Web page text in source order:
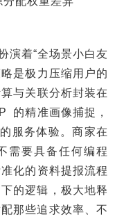
着“全场景小白友
是极力压缩用户的
与关联分析封装在
的精准画像捕捉，
服务体验。商家在
需要具备任何编程
化的资料提报流程
的逻辑，极大地释
那些追求效率、不